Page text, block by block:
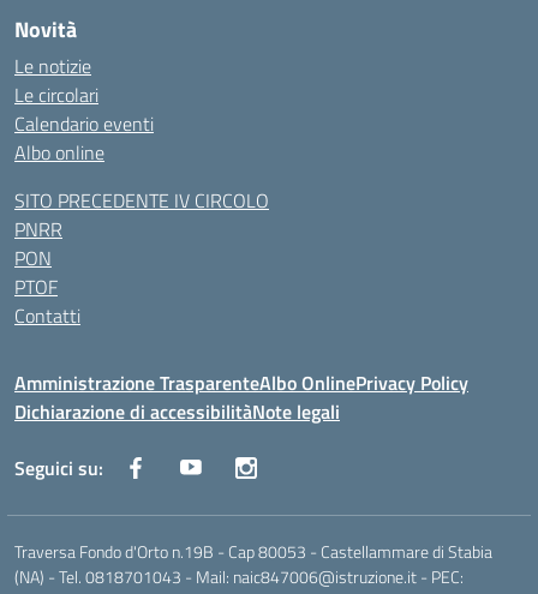
Novità
Le notizie
Le circolari
Calendario eventi
Albo online
SITO PRECEDENTE IV CIRCOLO
PNRR
PON
PTOF
Contatti
Amministrazione TrasparenteAlbo OnlinePrivacy Policy
Dichiarazione di accessibilitàNote legali
Seguici su:
Traversa Fondo d'Orto n.19B - Cap 80053 - Castellammare di Stabia
(NA) - Tel. 0818701043 - Mail: naic847006@istruzione.it - PEC: